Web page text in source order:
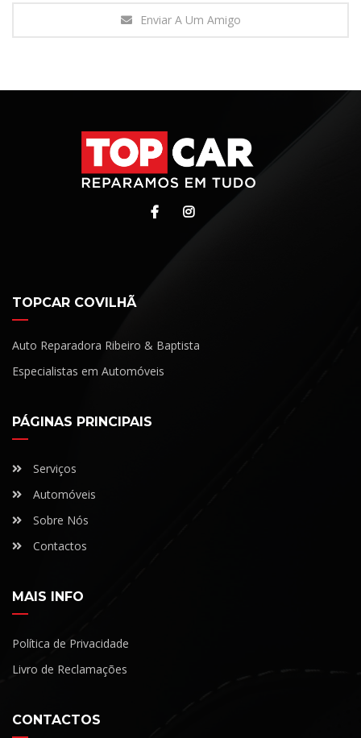
Enviar A Um Amigo
TOPCAR COVILHÃ
Auto Reparadora Ribeiro & Baptista
Especialistas em Automóveis
PÁGINAS PRINCIPAIS
Serviços
Automóveis
Sobre Nós
Contactos
MAIS INFO
Política de Privacidade
Livro de Reclamações
CONTACTOS